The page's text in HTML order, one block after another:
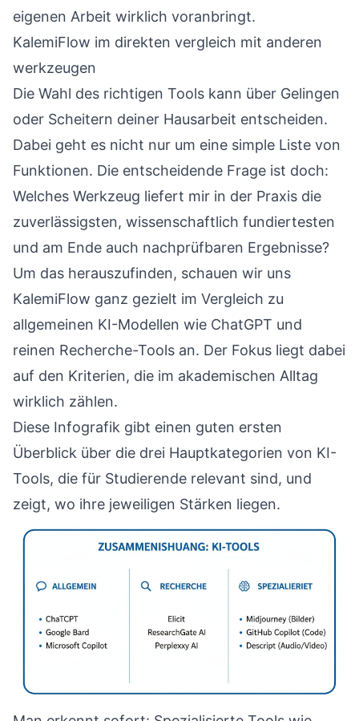
eigenen Arbeit wirklich voranbringt.
KalemiFlow im direkten vergleich mit anderen
werkzeugen
Die Wahl des richtigen Tools kann über Gelingen
oder Scheitern deiner Hausarbeit entscheiden.
Dabei geht es nicht nur um eine simple Liste von
Funktionen. Die entscheidende Frage ist doch:
Welches Werkzeug liefert mir in der Praxis die
zuverlässigsten, wissenschaftlich fundiertesten
und am Ende auch nachprüfbaren Ergebnisse?
Um das herauszufinden, schauen wir uns
KalemiFlow ganz gezielt im Vergleich zu
allgemeinen KI-Modellen wie ChatGPT und
reinen Recherche-Tools an. Der Fokus liegt dabei
auf den Kriterien, die im akademischen Alltag
wirklich zählen.
Diese Infografik gibt einen guten ersten
Überblick über die drei Hauptkategorien von KI-
Tools, die für Studierende relevant sind, und
zeigt, wo ihre jeweiligen Stärken liegen.